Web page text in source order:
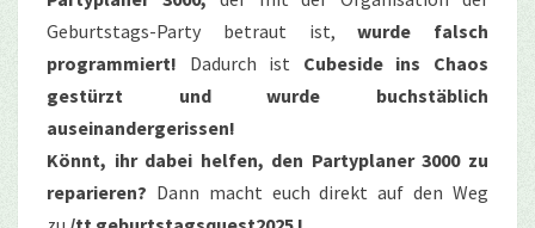
Geburtstags-Party betraut ist, wurde falsch
programmiert! Dadurch ist Cubeside ins Chaos
gestürzt und wurde buchstäblich
auseinandergerissen!
Könnt, ihr dabei helfen, den Partyplaner 3000 zu
reparieren? Dann macht euch direkt auf den Weg